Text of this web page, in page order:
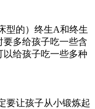
型的）终生A和终生
多给孩子吃一些含
给孩子吃一些多种
要让孩子从小锻炼起